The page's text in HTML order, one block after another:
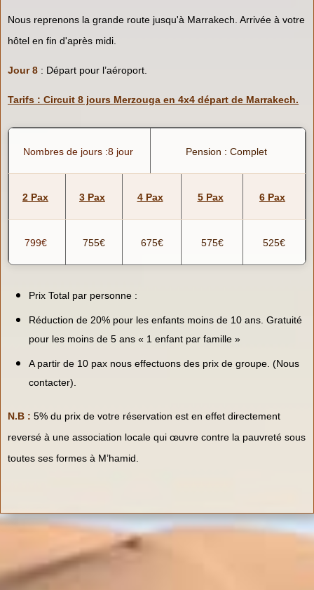
Nous reprenons la grande route jusqu'à Marrakech. Arrivée à votre
hôtel en fin d'après midi.
Jour 8 : Départ pour l’aéroport.
Tarifs : Circuit 8 jours Merzouga en 4x4 départ de Marrakech.
Nombres de jours :8 jour Pension : Complet
2 Pax 3 Pax 4 Pax 5 Pax 6 Pax
799€ 755€ 675€ 575€ 525€
Prix Total par personne :
Réduction de 20% pour les enfants moins de 10 ans. Gratuité
pour les moins de 5 ans « 1 enfant par famille »
A partir de 10 pax nous effectuons des prix de groupe. (Nous
contacter).
N.B : 5% du prix de votre réservation est en effet directement
reversé à une association locale qui œuvre contre la pauvreté sous
toutes ses formes à M’hamid.